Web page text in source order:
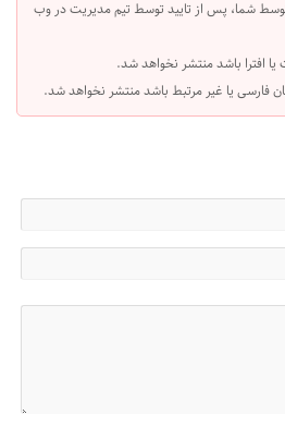
شما، پس از تایید توسط تیم مدیریت در وب
افترا باشد منتشر نخواهد شد.
فارسی یا غیر مرتبط باشد منتشر نخواهد شد.